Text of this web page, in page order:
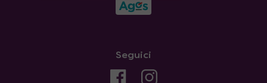
Seguici